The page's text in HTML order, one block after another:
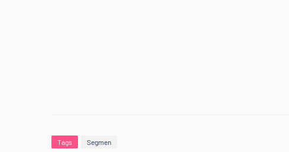
Tags Segmen